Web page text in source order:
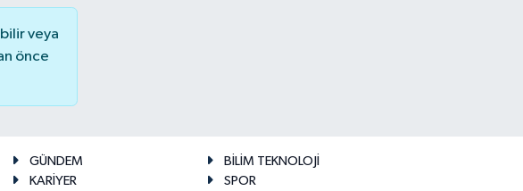
veya
önce
GÜNDEM
BİLİM TEKNOLOJİ
KARİYER
SPOR